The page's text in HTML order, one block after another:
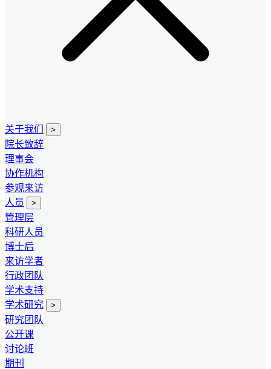
关于我们 >
院长致辞
理事会
协作机构
参观来访
人员
>
管理层
科研人员
博士后
来访学者
行政团队
学术支持
学术研究
>
研究团队
公开课
讨论班
期刊